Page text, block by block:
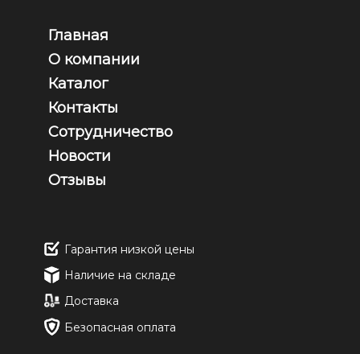
Главная
О компании
Каталог
Контакты
Сотрудничество
Новости
Отзывы
Гарантия низкой цены
Наличие на складе
Доставка
Безопасная оплата